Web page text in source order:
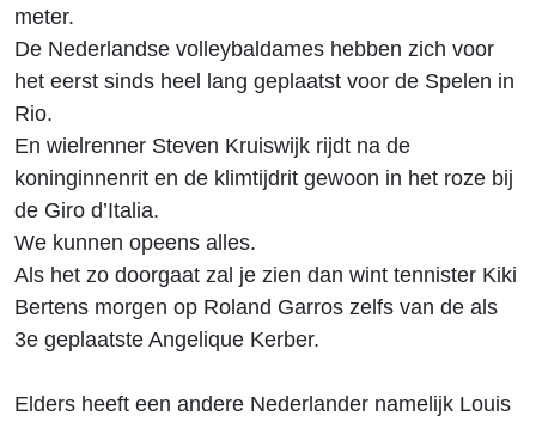
meter.
De Nederlandse volleybaldames hebben zich voor
het eerst sinds heel lang geplaatst voor de Spelen in
Rio.
En wielrenner Steven Kruiswijk rijdt na de
koninginnenrit en de klimtijdrit gewoon in het roze bij
de Giro d’Italia.
We kunnen opeens alles.
Als het zo doorgaat zal je zien dan wint tennister Kiki
Bertens morgen op Roland Garros zelfs van de als
3e geplaatste Angelique Kerber.
Elders heeft een andere Nederlander namelijk Louis